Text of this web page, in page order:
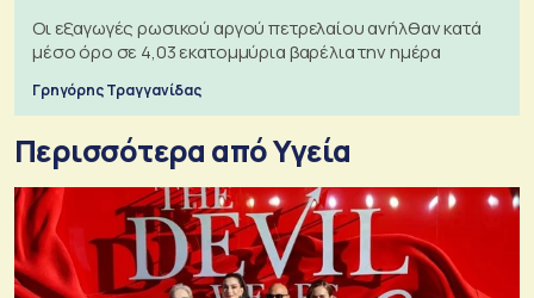
Οι εξαγωγές ρωσικού αργού πετρελαίου ανήλθαν κατά
μέσο όρο σε 4,03 εκατομμύρια βαρέλια την ημέρα
Γρηγόρης Τραγγανίδας
Περισσότερα από Υγεία